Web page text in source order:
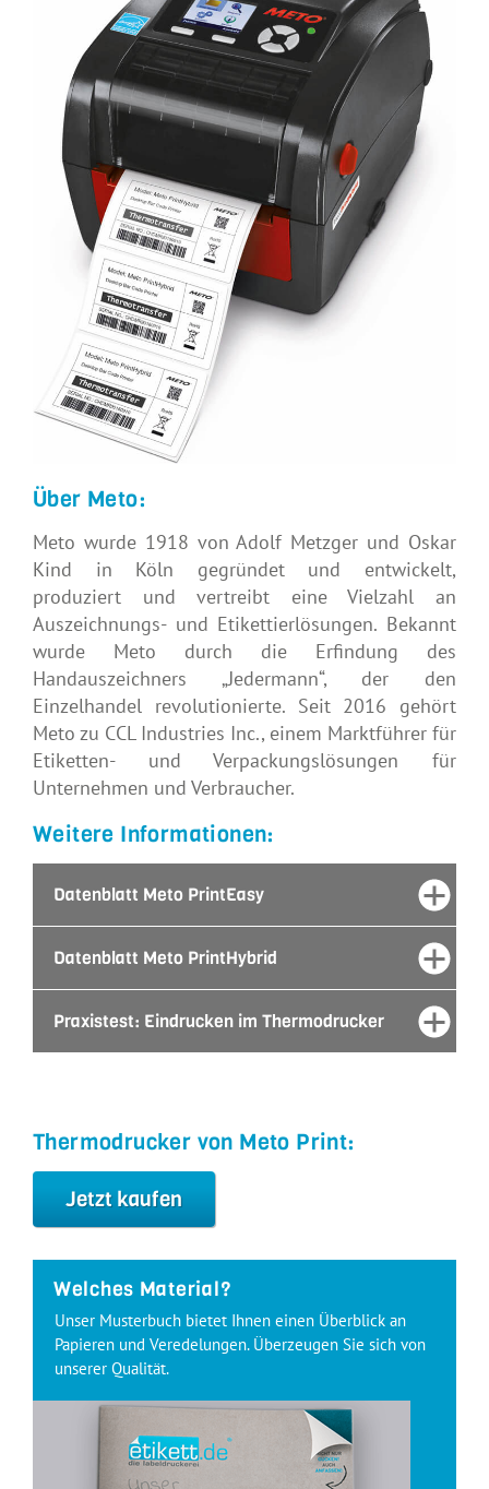
Über Meto:
Meto wurde 1918 von Adolf Metzger und Oskar
Kind in Köln gegründet und entwickelt,
produziert und vertreibt eine Vielzahl an
Auszeichnungs- und Etikettierlösungen. Bekannt
wurde Meto durch die Erfindung des
Handauszeichners „Jedermann“, der den
Einzelhandel revolutionierte. Seit 2016 gehört
Meto zu CCL Industries Inc., einem Marktführer für
Etiketten- und Verpackungslösungen für
Unternehmen und Verbraucher.
Weitere Informationen:
Datenblatt Meto PrintEasy
Datenblatt Meto PrintHybrid
Praxistest: Eindrucken im Thermodrucker
Thermodrucker von Meto Print:
Jetzt kaufen
Welches Material?
Unser Musterbuch bietet Ihnen einen Überblick an
Papieren und Veredelungen. Überzeugen Sie sich von
unserer Qualität.